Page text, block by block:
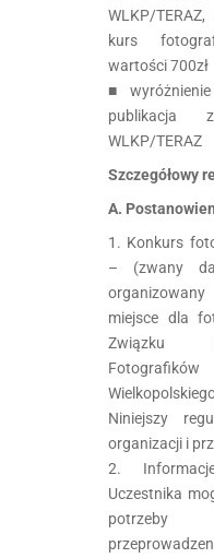
WLKP/
kurs
wartości 700zł
■
publikacja
WLKP/TERAZ
Szczegółowy
A.
1. Konkurs
– (zwany
miejsce dla
Związku
Niniejszy
organizacji i
2.
Uczestnika
potrzeby